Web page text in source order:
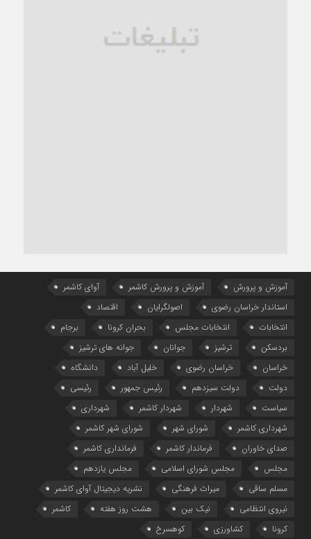
آموزش و پرورش آموزش و پرورش کاشمر
آوای کاشمر
استاندار خراسان رضوی
اصولگرایان
اقتصاد
انتخابات
انتخابات مجلس بحران کرونا
برجام
بردسکن
ترشیز جوانان
جوانه های ترشیز
خراسان
خراسان رضوی خلیل آباد
دانشگاه
دولت
دولت سیزدهم رئیس جمهور
رئیسی
سیاست
شهردار شهردار کاشمر
شهرداری
شهرداری کاشمر
شورای شهر
شورای شهر کاشمر
صدای خاوران
فرماندار کاشمر
فرمانداری کاشمر
مجلس
مجلس شورای اسلامی
مجلس یازدهم
مسلم ساقی
میراث فرهنگی
نشریه دیجیتال آوای کاشمر
نیروی انتظامی
نیک بین هشت روز هفته
کاشمر
کرونا
کشاورزی کوهسرخ